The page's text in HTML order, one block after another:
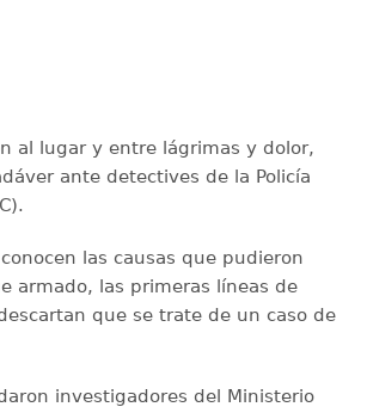
al lugar y entre lágrimas y dolor,
ante detectives de la Policía
las causas que pudieron
armado, las primeras líneas de
que se trate de un caso de
investigadores del Ministerio